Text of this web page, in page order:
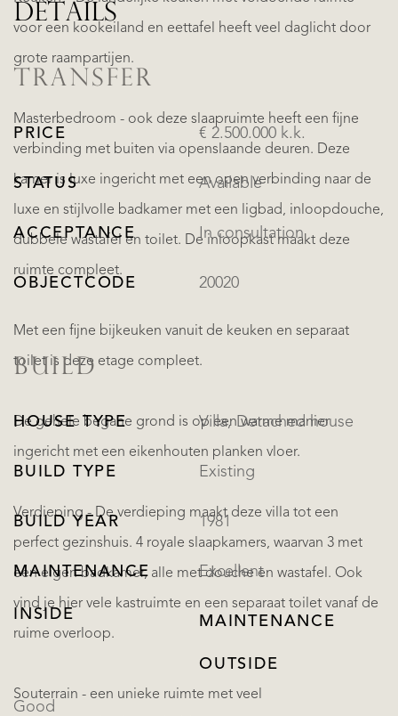
voor een kookeiland en eettafel heeft veel daglicht door
grote raampartijen.
Masterbedroom - ook deze slaapruimte heeft een fijne
verbinding met buiten via openslaande deuren. Deze
kamer is luxe ingericht met een open verbinding naar de
luxe en stijlvolle badkamer met een ligbad, inloopdouche,
dubbele wastafel en toilet. De inloopkast maakt deze
ruimte compleet.
Met een fijne bijkeuken vanuit de keuken en separaat
toilet is deze etage compleet.
De gehele begane grond is op een warme manier
ingericht met een eikenhouten planken vloer.
Verdieping - De verdieping maakt deze villa tot een
perfect gezinshuis. 4 royale slaapkamers, waarvan 3 met
een eigen badkamer, alle met douche en wastafel. Ook
vind je hier vele kastruimte en een separaat toilet vanaf de
ruime overloop.
Souterrain - een unieke ruimte met veel
DETAILS
TRANSFER
PRICE € 2.500.000 k.k.
STATUS Available
ACCEPTANCE In consultation
OBJECTCODE 20020
BUILD
HOUSE TYPE Villa, Detached house
BUILD TYPE Existing
BUILD YEAR 1981
MAINTENANCE
INSIDE
Excellent
MAINTENANCE
OUTSIDE
Good